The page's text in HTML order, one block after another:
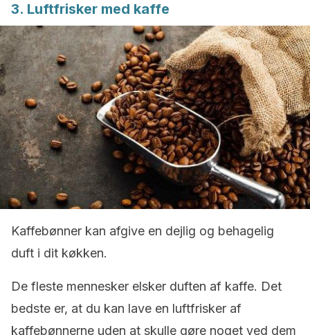
3. Luftfrisker med kaffe
Kaffebønner kan afgive en dejlig og behagelig
duft i dit køkken.
De fleste mennesker elsker duften af kaffe. Det
bedste er, at du kan lave en luftfrisker af
kaffebønnerne uden at skulle gøre noget ved dem